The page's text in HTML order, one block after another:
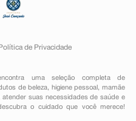
Política de Privacidade
uma seleção completa de
de beleza, higiene pessoal ,mamãe
suas necessidades de saúde e
o cuidado que você merece!